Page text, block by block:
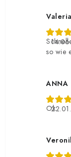
Valeria
so wie
ANNA
Ok